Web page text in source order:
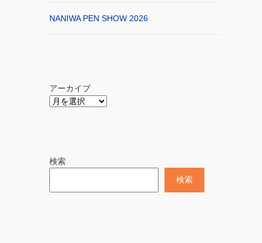
NANIWA PEN SHOW 2026
アーカイブ
検索
検索